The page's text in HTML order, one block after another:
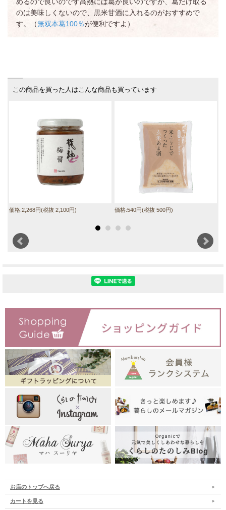
のは美味しくないので、黒米甘酒に入れるのがおすすめで
す。（無双本葛100％が便利ですよ）
この商品を買った人はこんな商品も買っています
価格:2,268円(税抜 2,100円) 価格:540円(税抜 500円)
お店のトップへ戻る
カートを見る